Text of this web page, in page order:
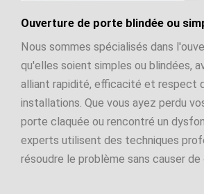
Ouverture de porte blindée ou
Nous sommes spécialisés dans
qu'elles soient simples ou blindées,
alliant rapidité, efficacité et respect
installations. Que vous ayez perdu
porte claquée ou rencontré un
experts utilisent des techniques
résoudre le problème sans causer